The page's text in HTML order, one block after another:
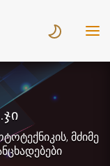
მძიმე